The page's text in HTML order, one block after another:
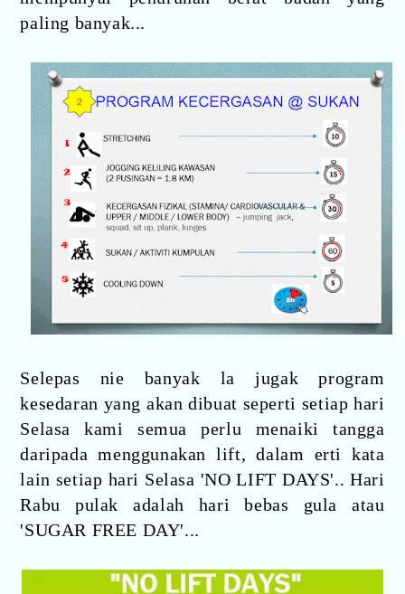
paling banyak...
Selepas nie banyak la jugak program
kesedaran yang akan dibuat seperti setiap hari
Selasa kami semua perlu menaiki tangga
daripada menggunakan lift, dalam erti kata
lain setiap hari Selasa 'NO LIFT DAYS'.. Hari
Rabu pulak adalah hari bebas gula atau
'SUGAR FREE DAY'...